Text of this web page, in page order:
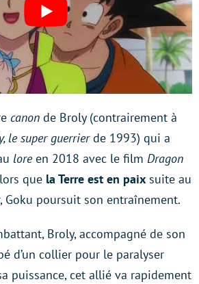
canon de Broly (contrairement à
le super guerrierde 1993) qui a
loreen 2018 avec le film Dragon
que la Terre est en paix suite au
Goku poursuit son entraînement.
Broly, accompagné de son
d’un collier pour le paralyser
puissance, cet allié va rapidement